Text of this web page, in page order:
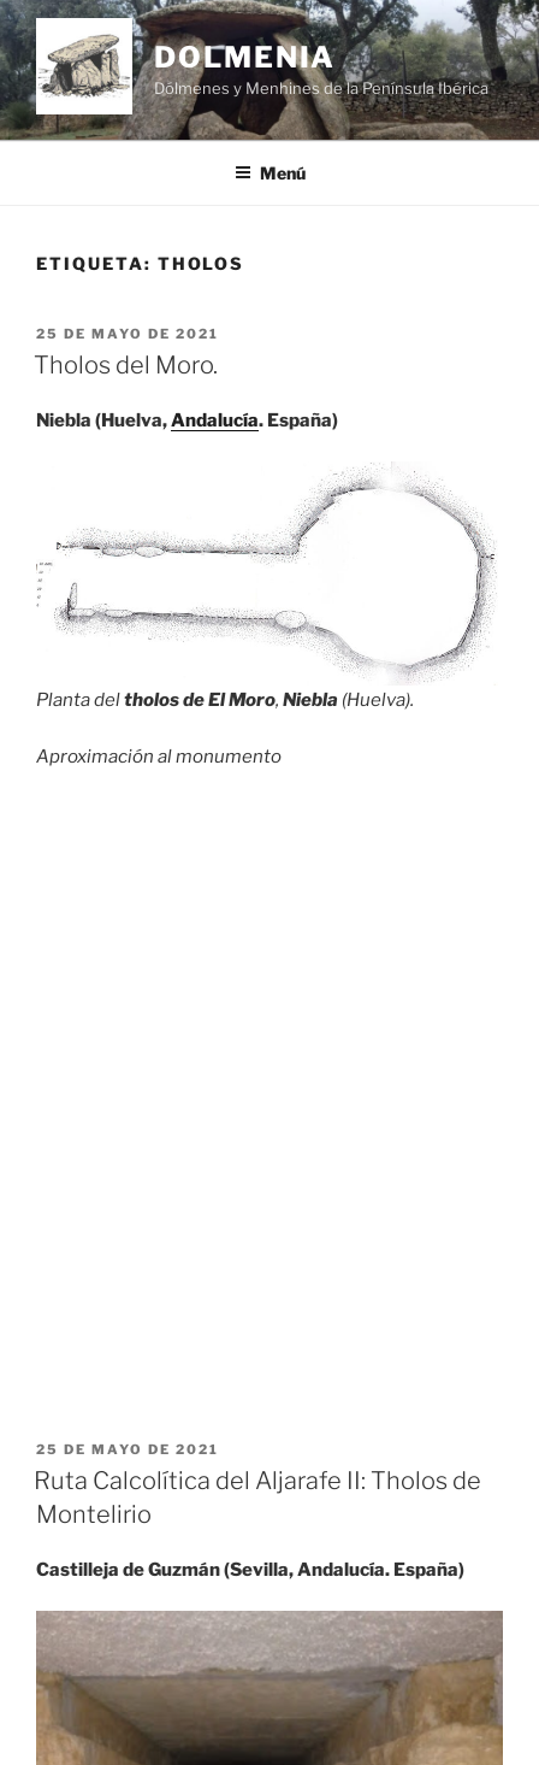
Saltar
al
contenido
DOLMENIA
Dólmenes y Menhines de la Península Ibérica
Menú
ETIQUETA: THOLOS
PUBLICADO
EL
25 DE MAYO DE 2021
Tholos del Moro.
Niebla (Huelva,Andalucía. España)
Planta deltholos de El Moro, Niebla (Huelva).
Aproximación al monumento
PUBLICADO
EL
25 DE MAYO DE 2021
Ruta Calcolítica del Aljarafe II: Tholos de
Montelirio
Castilleja de Guzmán (Sevilla, Andalucía. España)